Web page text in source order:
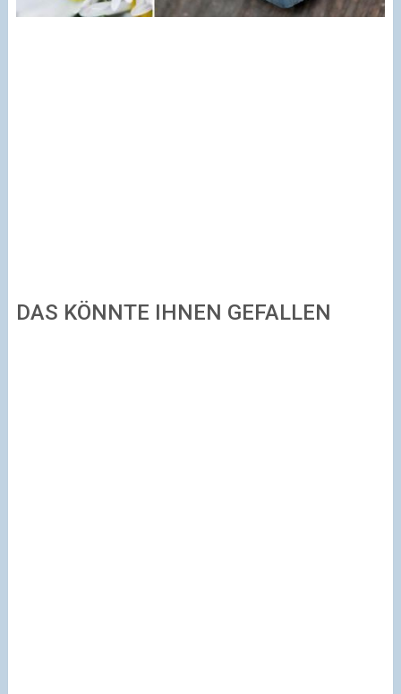
DAS KÖNNTE IHNEN GEFALLEN